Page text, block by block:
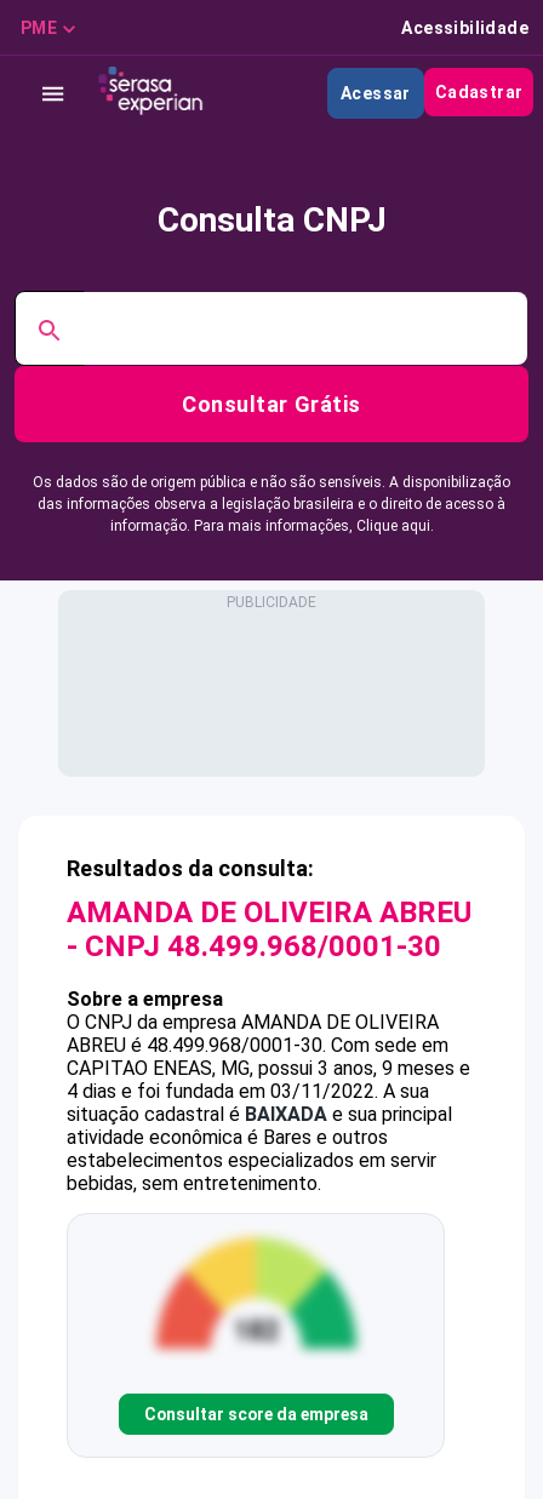
PME Acessibilidade
Acessar Cadastrar
Consulta CNPJ
Consultar Grátis
Os dados são de origem pública e não são sensíveis. A disponibilização
das informações observa a legislação brasileira e o direito de acesso à
informação. Para mais informações, Clique aqui.
Resultados da consulta:
AMANDA DE OLIVEIRA ABREU
- CNPJ 48.499.968/0001-30
Sobre a empresa
O CNPJ da empresa AMANDA DE OLIVEIRA
ABREU é 48.499.968/0001-30. Com sede em
CAPITAO ENEAS, MG, possui 3 anos, 9 meses e
4 dias e foi fundada em 03/11/2022. A sua
situação cadastral é BAIXADA e sua principal
atividade econômica é Bares e outros
estabelecimentos especializados em servir
bebidas, sem entretenimento.
Consultar score da empresa